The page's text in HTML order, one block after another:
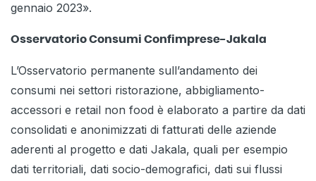
gennaio 2023».
Osservatorio Consumi Confimprese-Jakala
L’Osservatorio permanente sull’andamento dei
consumi nei settori ristorazione, abbigliamento-
accessori e retail non food è elaborato a partire da dati
consolidati e anonimizzati di fatturati delle aziende
aderenti al progetto e dati Jakala, quali per esempio
dati territoriali, dati socio-demografici, dati sui flussi